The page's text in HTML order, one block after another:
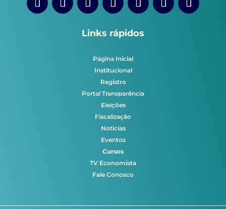
Links rápidos
Página Inicial
Institucional
Registro
Portal Transparência
Eleições
Fiscalização
Notícias
Eventos
Cursos
TV Economista
Fale Conosco